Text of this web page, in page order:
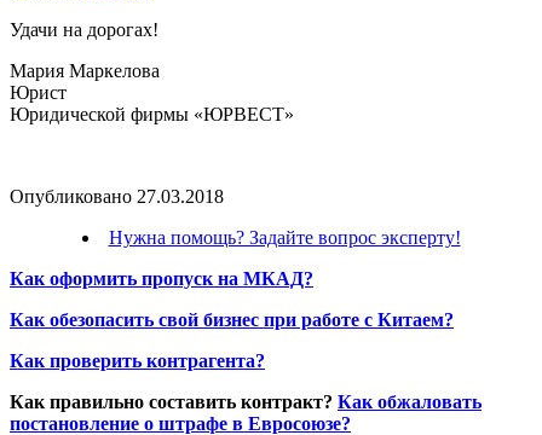
Удачи на дорогах!
Мария Маркелова
Юрист
Юридической фирмы «ЮРВЕСТ»
Опубликовано 27.03.2018
Нужна помощь? Задайте вопрос эксперту!
Как оформить пропуск на МКАД?
Как обезопасить свой бизнес при работе с Китаем?
Как проверить контрагента?
Как правильно составить контракт? Как обжаловать
постановление о штрафе в Евросоюзе?